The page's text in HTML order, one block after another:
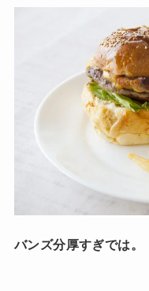
バンズ分厚すぎでは。